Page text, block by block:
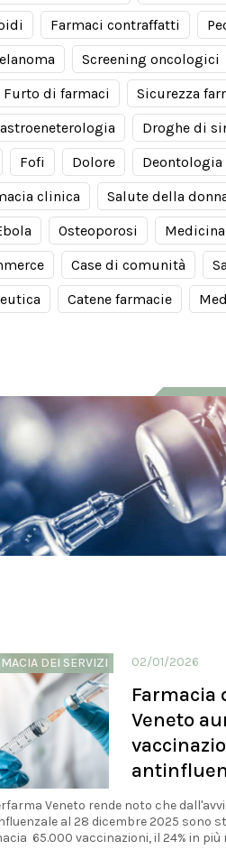
Farmaci contraffatti
Screening oncologici
Furto di farmaci
Sicurezza
Droghe di
Fofi Dolore
Deontologia
clinica
Salute della
Osteoporosi
Case di comunità
Catene farmacie
DEI SERVIZI 02/01/2026
Farmacia
Veneto
Veneto rende noto che
al 28 dicembre 2025 sono
65.000 vaccinazioni, il 24% in